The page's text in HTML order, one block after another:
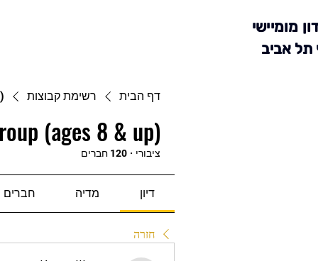
מומיישי
תל אביב
דף הבית רשימת קבוצות
(ages 8 & up)
ציבורי · 120 חברים
דיון מדיה חברים
חזרה